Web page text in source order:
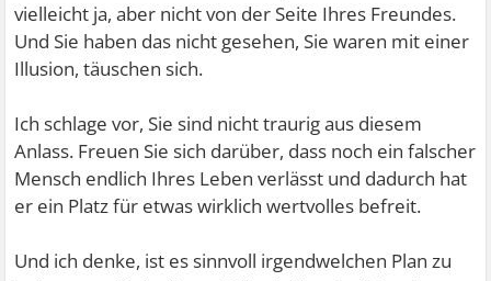
vielleicht ja, aber nicht von der Seite Ihres Freundes.
Und Sie haben das nicht gesehen, Sie waren mit einer
Illusion, täuschen sich.
Ich schlage vor, Sie sind nicht traurig aus diesem
Anlass. Freuen Sie sich darüber, dass noch ein falscher
Mensch endlich Ihres Leben verlässt und dadurch hat
er ein Platz für etwas wirklich wertvolles befreit.
Und ich denke, ist es sinnvoll irgendwelchen Plan zu